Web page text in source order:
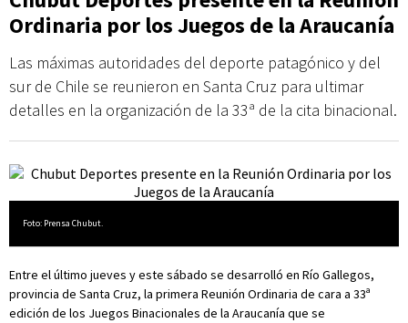
Ordinaria por los Juegos de la Araucanía
Las máximas autoridades del deporte patagónico y del
sur de Chile se reunieron en Santa Cruz para ultimar
detalles en la organización de la 33ª de la cita binacional.
Foto: Prensa Chubut.
Entre el último jueves y este sábado se desarrolló en Río Gallegos,
provincia de Santa Cruz, la primera Reunión Ordinaria de cara a 33ª
edición de los Juegos Binacionales de la Araucanía que se